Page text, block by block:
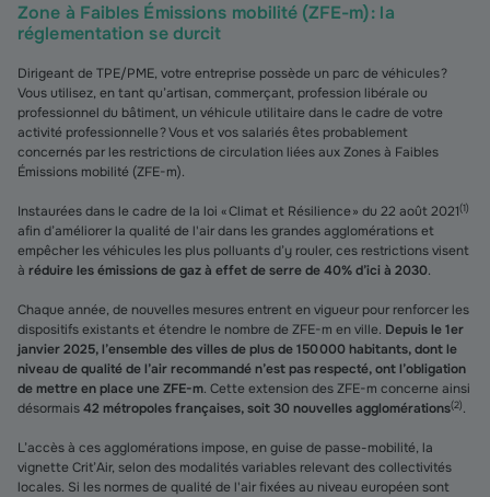
Zone à Faibles Émissions mobilité (ZFE-m) : la
réglementation se durcit
Dirigeant de TPE/PME, votre entreprise possède un parc de véhicules ?
Vous utilisez, en tant qu’artisan, commerçant, profession libérale ou
professionnel du bâtiment, un véhicule utilitaire dans le cadre de votre
activité professionnelle ? Vous et vos salariés êtes probablement
concernés par les restrictions de circulation liées aux Zones à Faibles
Émissions mobilité (ZFE-m).
Instaurées dans le cadre de la loi « Climat et Résilience » du 22 août 2021(1)
afin d’améliorer la qualité de l'air dans les grandes agglomérations et
empêcher les véhicules les plus polluants d’y rouler, ces restrictions visent
à réduire les émissions de gaz à effet de serre de 40% d’ici à 2030.
Chaque année, de nouvelles mesures entrent en vigueur pour renforcer les
dispositifs existants et étendre le nombre de ZFE-m en ville. Depuis le 1er
janvier 2025, l’ensemble des villes de plus de 150 000 habitants, dont le
niveau de qualité de l’air recommandé n’est pas respecté, ont l’obligation
de mettre en place une ZFE-m. Cette extension des ZFE-m concerne ainsi
désormais42 métropoles françaises, soit 30 nouvelles agglomérations(2).
L’accès à ces agglomérations impose, en guise de passe-mobilité, la
vignette Crit’Air, selon des modalités variables relevant des collectivités
locales. Si les normes de qualité de l'air fixées au niveau européen sont